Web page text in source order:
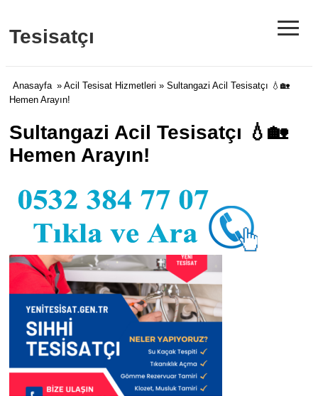
Tesisatçı ≡
Anasayfa » Acil Tesisat Hizmetleri » Sultangazi Acil Tesisatçı 💧🏡
Hemen Arayın!
Sultangazi Acil Tesisatçı 💧🏡
Hemen Arayın!